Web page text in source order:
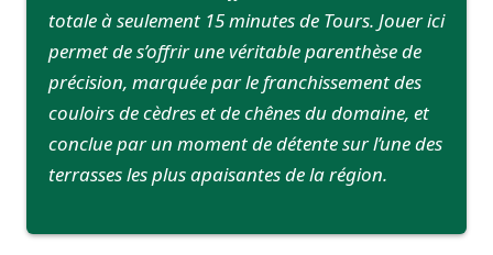
totale à seulement 15 minutes de Tours. Jouer ici
permet de s’offrir une véritable parenthèse de
précision, marquée par le franchissement des
couloirs de cèdres et de chênes du domaine, et
conclue par un moment de détente sur l’une des
terrasses les plus apaisantes de la région.